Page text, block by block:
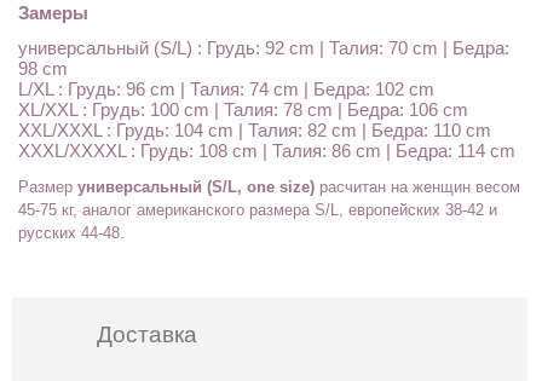
Замеры
универсальный (S/L) : Грудь: 92 cm | Талия: 70 cm | Бедра:
98 cm
L/XL : Грудь: 96 cm | Талия: 74 cm | Бедра: 102 cm
XL/XXL : Грудь: 100 cm | Талия: 78 cm | Бедра: 106 cm
XXL/XXXL : Грудь: 104 cm | Талия: 82 cm | Бедра: 110 cm
XXXL/XXXXL : Грудь: 108 cm | Талия: 86 cm | Бедра: 114 cm
Размер универсальный (S/L, one size) расчитан на женщин весом
45-75 кг, аналог американского размера S/L, европейских 38-42 и
русских 44-48
Доставка